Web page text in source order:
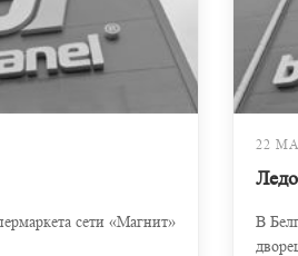
сети «Магнит»
22
В